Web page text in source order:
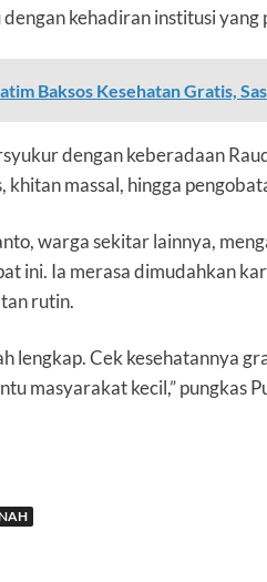
kehadiran institusi
Baksos Kesehatan Gratis,
dengan keberadaan
khitan massal, hingga
warga sekitar lainnya,
ini. Ia merasa dimudahkan
rutin.
lengkap. Cek kesehatannya
masyarakat kecil,” pungkas